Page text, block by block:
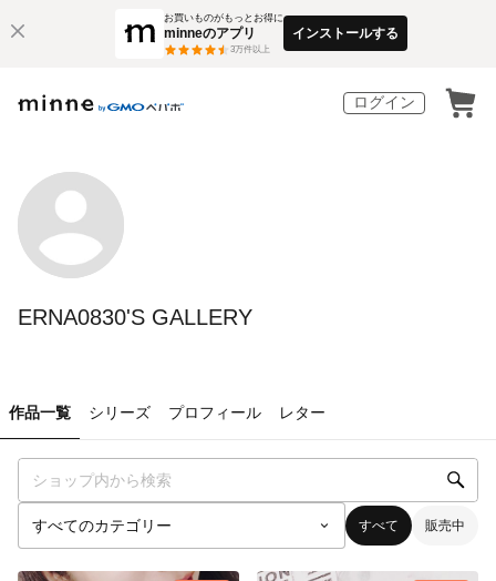
お買いものがもっとお得に
minneのアプリ
3万件以上
インストールする
ログイン
ERNA0830'S GALLERY
作品一覧 シリーズ プロフィール レター
すべて 販売中